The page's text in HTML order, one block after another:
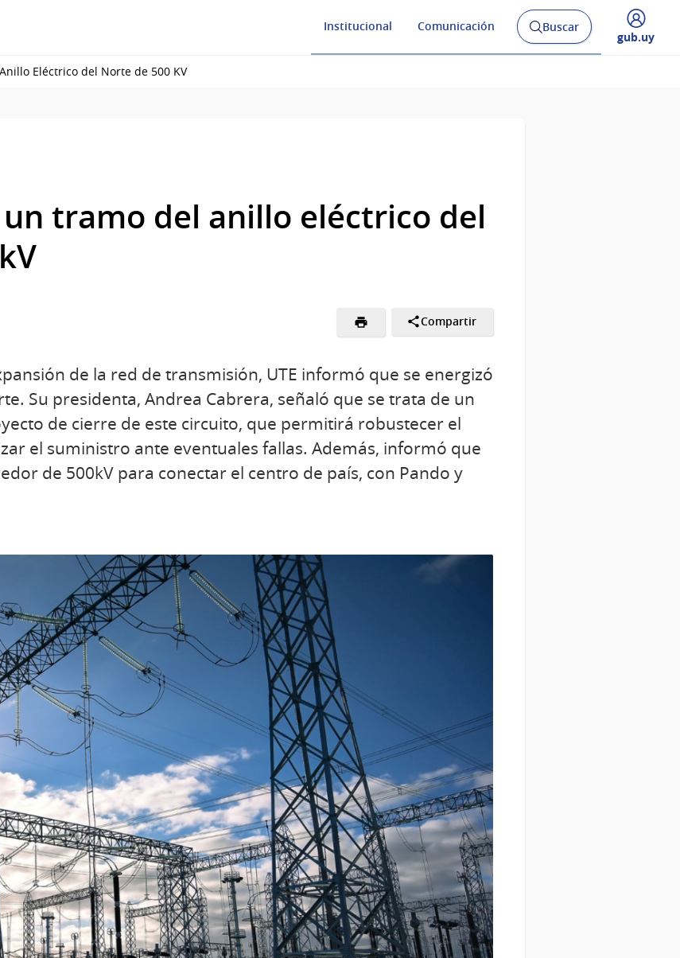
Institucional Comunicación
Abrir
buscador
Buscar
Desplegar
gub.uy
Eléctrico del Norte de 500 KV
un tramo del anillo eléctrico del
Compartir
de la red de transmisión, UTE informó que se energizó
Su presidenta, Andrea Cabrera, señaló que se trata de un
de cierre de este circuito, que permitirá robustecer el
el suministro ante eventuales fallas. Además, informó que
de 500kV para conectar el centro de país, con Pando y